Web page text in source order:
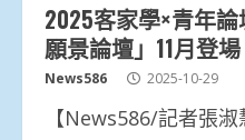
2025客家學×青年
願景論壇」11月登場
News586 2025-10-29
【News586/記者張